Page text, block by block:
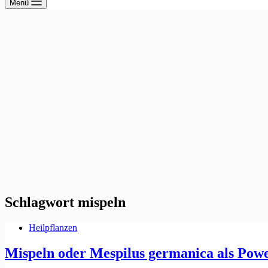
Menü
Schlagwort mispeln
Heilpflanzen
Mispeln oder Mespilus germanica als